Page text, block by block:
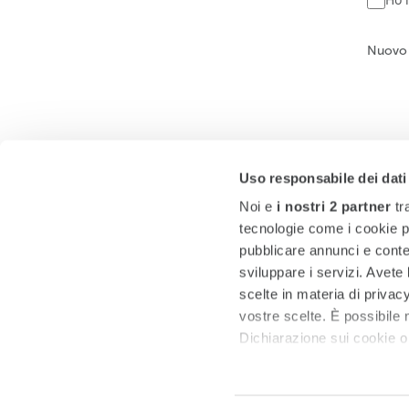
Uso responsabile dei dati
Noi e i nostri 2 partner
tecnologie come i cookie
pubblicare annunci e
sviluppare i servizi.
scelte in materia di
vostre scelte. È possibile
Dichiarazione sui cookie
Nuovo